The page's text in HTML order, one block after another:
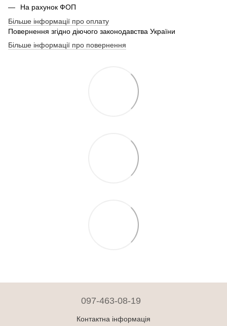
На рахунок ФОП
Більше інформації про оплату
Повернення згідно діючого законодавства України
Більше інформації про повернення
097-463-08-19
Контактна інформація